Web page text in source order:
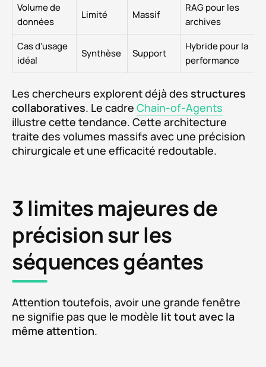
Volume de
données
Limité Massif
RAG pour les
archives
Cas d'usage
idéal
Synthèse Support
Hybride pour la
performance
Les chercheurs explorent déjà des structures
collaboratives. Le cadre Chain-of-Agents
illustre cette tendance. Cette architecture
traite des volumes massifs avec une précision
chirurgicale et une efficacité redoutable.
3 limites majeures de
précision sur les
séquences géantes
Attention toutefois, avoir une grande fenêtre
ne signifie pas que le modèle lit tout avec la
même attention.